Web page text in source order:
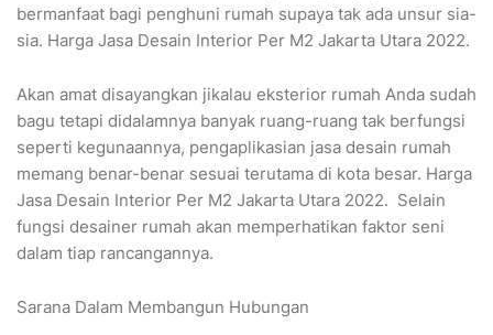
bermanfaat bagi penghuni rumah supaya tak ada unsur sia-
sia. Harga Jasa Desain Interior Per M2 Jakarta Utara 2022.
Akan amat disayangkan jikalau eksterior rumah Anda sudah
bagu tetapi didalamnya banyak ruang-ruang tak berfungsi
seperti kegunaannya, pengaplikasian jasa desain rumah
memang benar-benar sesuai terutama di kota besar. Harga
Jasa Desain Interior Per M2 Jakarta Utara 2022. Selain
fungsi desainer rumah akan memperhatikan faktor seni
dalam tiap rancangannya.
Sarana Dalam Membangun Hubungan